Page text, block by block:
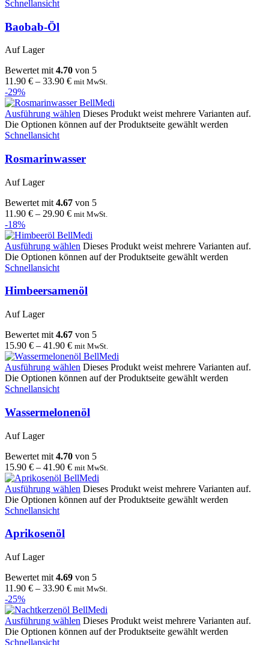
Schnellansicht
Baobab-Öl
Auf Lager
Bewertet mit 4.70 von 5
11.90 € – 33.90 € mit MwSt.
-29%
Ausführung wählen Dieses Produkt weist mehrere Varianten auf.
Die Optionen können auf der Produktseite gewählt werden
Schnellansicht
Rosmarinwasser
Auf Lager
Bewertet mit 4.67 von 5
11.90 € – 29.90 € mit MwSt.
-18%
Ausführung wählen Dieses Produkt weist mehrere Varianten auf.
Die Optionen können auf der Produktseite gewählt werden
Schnellansicht
Himbeersamenöl
Auf Lager
Bewertet mit 4.67 von 5
15.90 € – 41.90 € mit MwSt.
Ausführung wählen Dieses Produkt weist mehrere Varianten auf.
Die Optionen können auf der Produktseite gewählt werden
Schnellansicht
Wassermelonenöl
Auf Lager
Bewertet mit 4.70 von 5
15.90 € – 41.90 € mit MwSt.
Ausführung wählen Dieses Produkt weist mehrere Varianten auf.
Die Optionen können auf der Produktseite gewählt werden
Schnellansicht
Aprikosenöl
Auf Lager
Bewertet mit 4.69 von 5
11.90 € – 33.90 € mit MwSt.
-25%
Ausführung wählen Dieses Produkt weist mehrere Varianten auf.
Die Optionen können auf der Produktseite gewählt werden
Schnellansicht